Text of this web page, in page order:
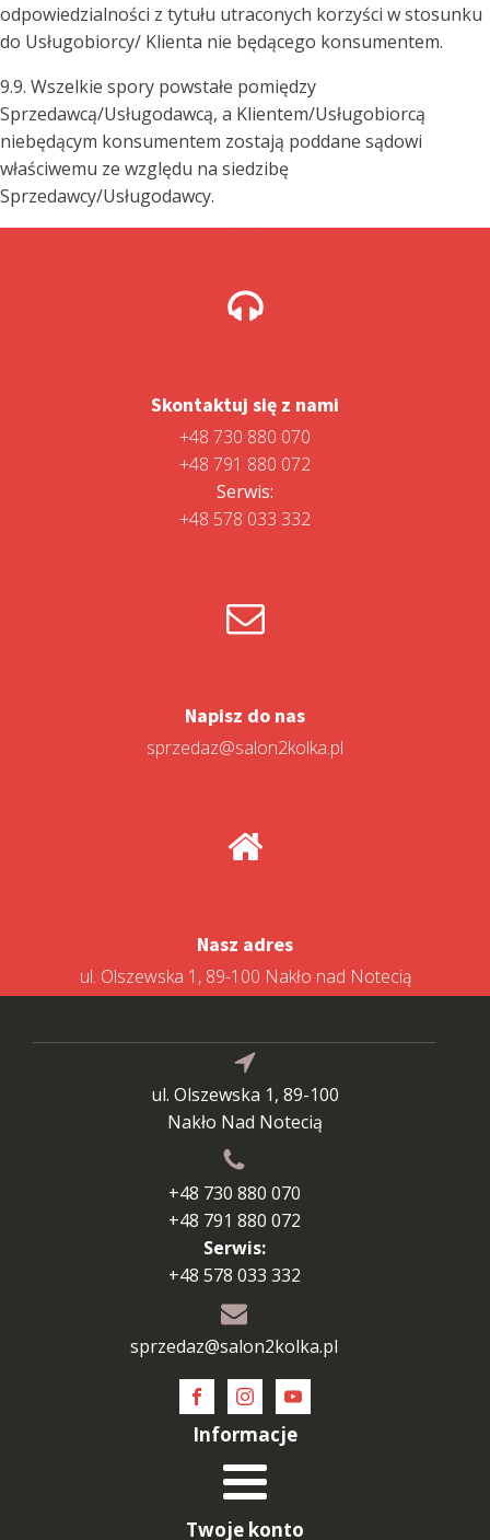
odpowiedzialności z tytułu utraconych korzyści w stosunku
do Usługobiorcy/ Klienta nie będącego konsumentem.
9.9. Wszelkie spory powstałe pomiędzy
Sprzedawcą/Usługodawcą, a Klientem/Usługobiorcą
niebędącym konsumentem zostają poddane sądowi
właściwemu ze względu na siedzibę
Sprzedawcy/Usługodawcy.
Skontaktuj się z nami
+48 730 880 070
+48 791 880 072
Serwis:
+48 578 033 332
Napisz do nas
sprzedaz@salon2kolka.pl
Nasz adres
ul. Olszewska 1, 89-100 Nakło nad Notecią
ul. Olszewska 1, 89-100
Nakło Nad Notecią
+48 730 880 070
+48 791 880 072
Serwis:
+48 578 033 332
sprzedaz@salon2kolka.pl
Informacje
Twoje konto